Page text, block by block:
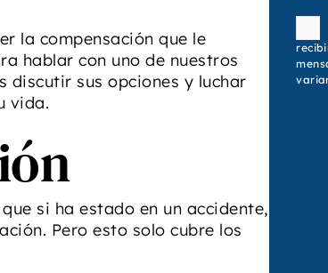
la compensación que le
hablar con uno de nuestros
discutir sus opciones y luchar
vida.
si ha estado en un accidente,
Pero esto solo cubre los